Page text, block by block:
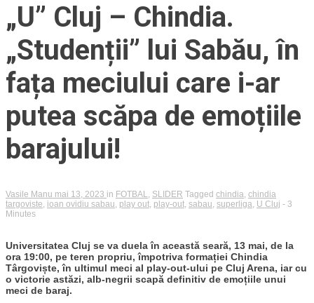
„U” Cluj – Chindia.
„Studenții” lui Sabău, în
fața meciului care i-ar
putea scăpa de emoțiile
barajului!
Vasile Manu mai 13, 2023 in FOTBAL SLIDER Tagged chindia chindia
targoviste ioan ovidiu sabau play out play-out sabau superliga U Cluj - 3
Minutes
Universitatea Cluj se va duela în această seară, 13 mai, de la
ora 19:00, pe teren propriu, împotriva formației Chindia
Târgoviște, în ultimul meci al play-out-ului pe Cluj Arena, iar cu
o victorie astăzi, alb-negrii scapă definitiv de emoțiile unui
meci de baraj.